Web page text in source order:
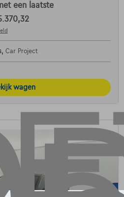
een laatste
Car Project
wagen